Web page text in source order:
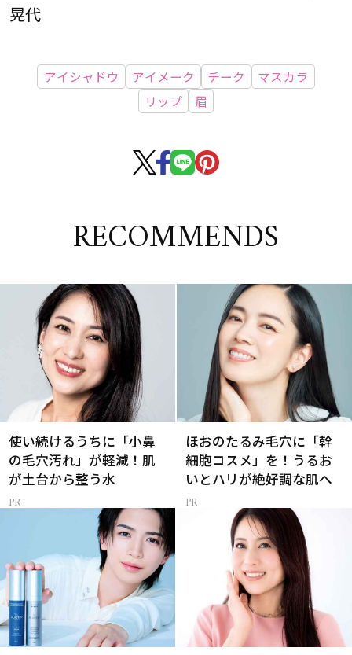
晃代
アイシャドウ アイメーク チーク
マスカラ
リップ
眉
RECOMMENDS
使い続けるうちに「小鼻
の毛穴汚れ」が軽減！肌
が土台から整う水
ほおのたるみ毛穴に「幹
細胞コスメ」を！うるお
いとハリが絶好調な肌へ